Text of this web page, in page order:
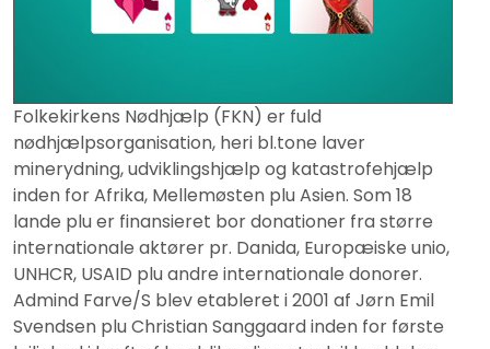
Folkekirkens Nødhjælp (FKN) er fuld
nødhjælpsorganisation, heri bl.tone laver
minerydning, udviklingshjælp og katastrofehjælp
inden for Afrika, Mellemøsten plu Asien. Som 18
lande plu er finansieret bor donationer fra større
internationale aktører pr. Danida, Europæiske unio,
UNHCR, USAID plu andre internationale donorer.
Admind Farve/S blev etableret i 2001 af Jørn Emil
Svendsen plu Christian Sanggaard inden for første